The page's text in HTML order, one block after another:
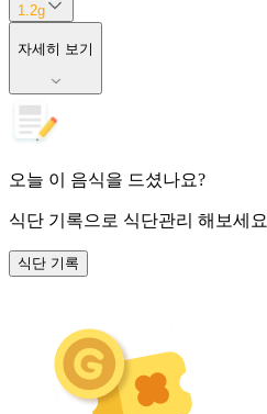
1.2g
자세히 보기
오늘 이 음식을 드셨나요?
식단 기록으로 식단관리 해보세요
식단 기록